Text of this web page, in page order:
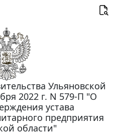
Ульяновской
2022 г. N 579-П "О
устава
предприятия
области"